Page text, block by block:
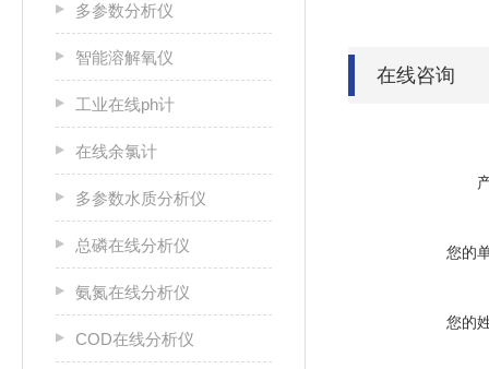
多参数分析仪
智能溶解氧仪
工业在线ph计
在线余氯计
多参数水质分析仪
总磷在线分析仪
氨氮在线分析仪
COD在线分析仪
在线咨询
您的
您的